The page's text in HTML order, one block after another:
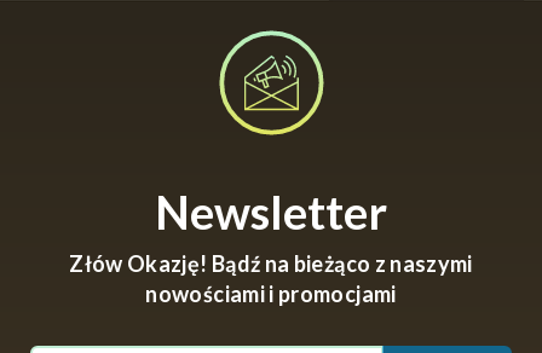
Newsletter
Złów Okazję! Bądź na bieżąco z naszymi
nowościami i promocjami